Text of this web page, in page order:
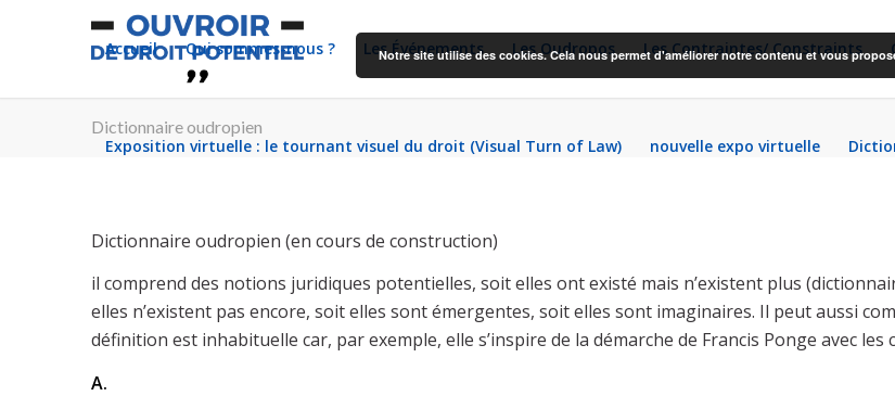
Accueil Qui sommes-nous ? Les Événements Les Oudropos Les Contraintes/ Constraints
Exposition virtuelle : le tournant visuel du droit (Visual Turn of Law) nouvelle expo virtuelle
Dictionnaire oudropien
Dictionnaire oudropien (en cours de construction)
il comprend des notions juridiques potentielles, soit elles ont existé mais n’existent plus
elles n’existent pas encore, soit elles sont émergentes, soit elles sont imaginaires. Il peut aussi
définition est inhabituelle car, par exemple, elle s’inspire de la démarche de Francis Ponge avec les
A.
Notre site utilise des cookies. Cela nous permet d'améliorer notre contenu et vous